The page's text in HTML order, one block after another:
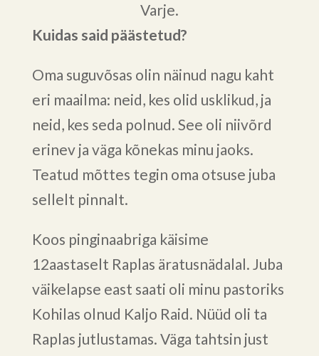
Varje.
Kuidas said päästetud?
Oma suguvõsas olin näinud nagu kaht
eri maailma: neid, kes olid usklikud, ja
neid, kes seda polnud. See oli niivõrd
erinev ja väga kõnekas minu jaoks.
Teatud mõttes tegin oma otsuse juba
sellelt pinnalt.
Koos pinginaabriga käisime
12aastaselt Raplas äratusnädalal. Juba
väikelapse east saati oli minu pastoriks
Kohilas olnud Kaljo Raid. Nüüd oli ta
Raplas jutlustamas. Väga tahtsin just